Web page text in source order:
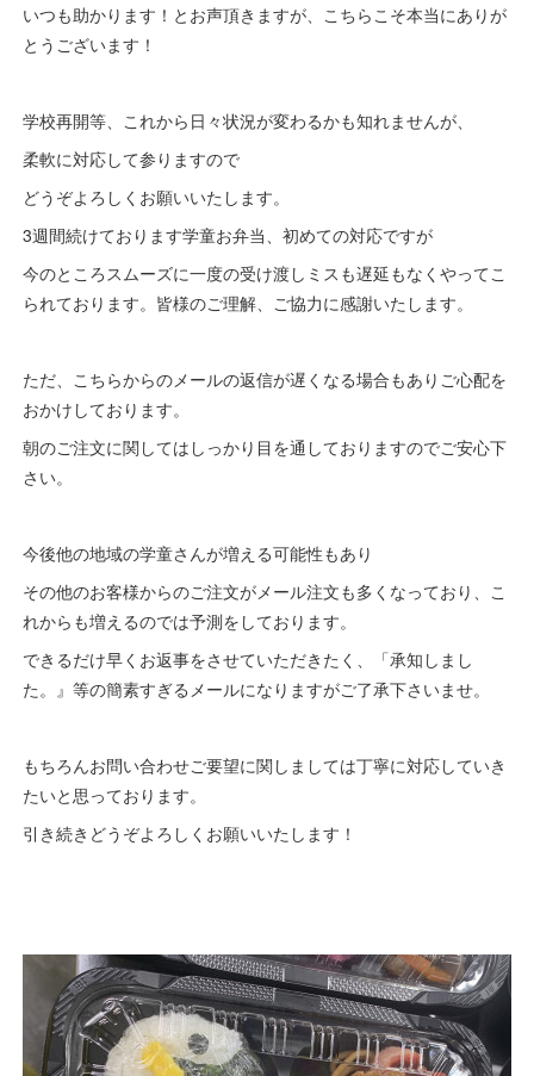
いつも助かります！とお声頂きますが、こちらこそ本当にありが
とうございます！
学校再開等、これから日々状況が変わるかも知れませんが、
柔軟に対応して参りますので
どうぞよろしくお願いいたします。
3週間続けております学童お弁当、初めての対応ですが
今のところスムーズに一度の受け渡しミスも遅延もなくやってこ
られております。皆様のご理解、ご協力に感謝いたします。
ただ、こちらからのメールの返信が遅くなる場合もありご心配を
おかけしております。
朝のご注文に関してはしっかり目を通しておりますのでご安心下
さい。
今後他の地域の学童さんが増える可能性もあり
その他のお客様からのご注文がメール注文も多くなっており、こ
れからも増えるのでは予測をしております。
できるだけ早くお返事をさせていただきたく、「承知しまし
た。』等の簡素すぎるメールになりますがご了承下さいませ。
もちろんお問い合わせご要望に関しましては丁寧に対応していき
たいと思っております。
引き続きどうぞよろしくお願いいたします！